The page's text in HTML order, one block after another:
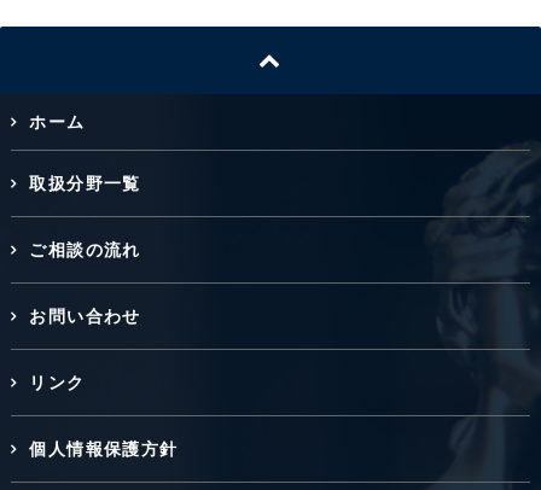
ホーム
取扱分野一覧
ご相談の流れ
お問い合わせ
リンク
個人情報保護方針